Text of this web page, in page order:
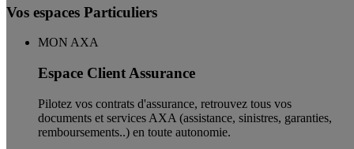
Vos espaces Particuliers
MON AXA
Espace Client Assurance
Pilotez vos contrats d'assurance, retrouvez tous vos
documents et services AXA (assistance, sinistres, garanties,
remboursements..) en toute autonomie. ​